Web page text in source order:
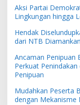
Aksi Partai
Lingkungan hingga
Hendak
dari NTB
Ancaman Penipuan
Perkuat
Penipuan
Mudahkan Peserta
dengan Mekanisme